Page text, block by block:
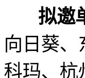
拟邀
向日葵、
科玛、杭